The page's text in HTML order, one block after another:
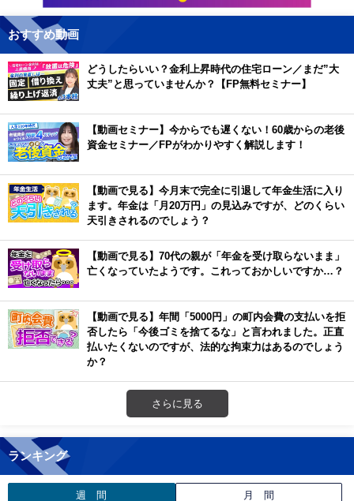
おすすめ動画
どうしたらいい？金利上昇時代の住宅ローン／まだ”大
丈夫”と思っていませんか？【FP無料セミナー】
【動画セミナー】今からでも遅くない！60歳からの老後
資金セミナー／FPがわかりやすく解説します！
【動画で見る】今月末で完全に引退して年金生活に入り
ます。年金は「月20万円」の見込みですが、どのくらい
天引きされるのでしょう？
【動画で見る】70代の親が「年金を受け取らないまま」
亡くなっていたようです。これっておかしいですか…？
【動画で見る】年間「5000円」の町内会費の支払いを拒
否したら「今後ゴミを捨てるな」と言われました。正直
払いたくないのですが、法的な拘束力はあるのでしょう
か？
さらに見る
ランキング
週 間 月 間